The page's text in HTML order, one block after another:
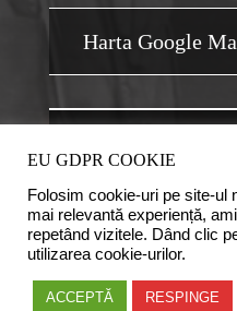
Harta Google
Copyright © 2020
EU GDPR COOKIE
Folosim cookie-uri pe site-ul
mai relevantă experiență,
repetând vizitele. Dând clic
utilizarea cookie-urilor.
ACCEPTĂ RESPINGE